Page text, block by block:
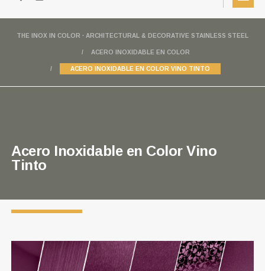
THE INOX IN COLOR · ARCHITECTURAL & DECORATIVE STAINLESS STEEL
ACERO INOXIDABLE EN COLOR
ACERO INOXIDABLE EN COLOR VINO TINTO
Acero Inoxidable en Color Vino
Tinto